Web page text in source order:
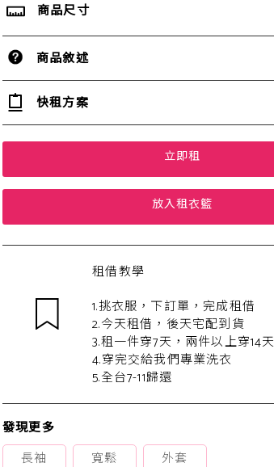
商品尺寸
商品敘述
快租方案
立即租
放入租衣籃
租借教學
1.挑衣服，下訂單，完成租借
2.今天租借，後天宅配到貨
3.租一件穿7天，兩件以上穿14天
4.穿完交給我們專業洗衣
5.全台7-11歸還
發現更多
長袖
寬鬆 外套